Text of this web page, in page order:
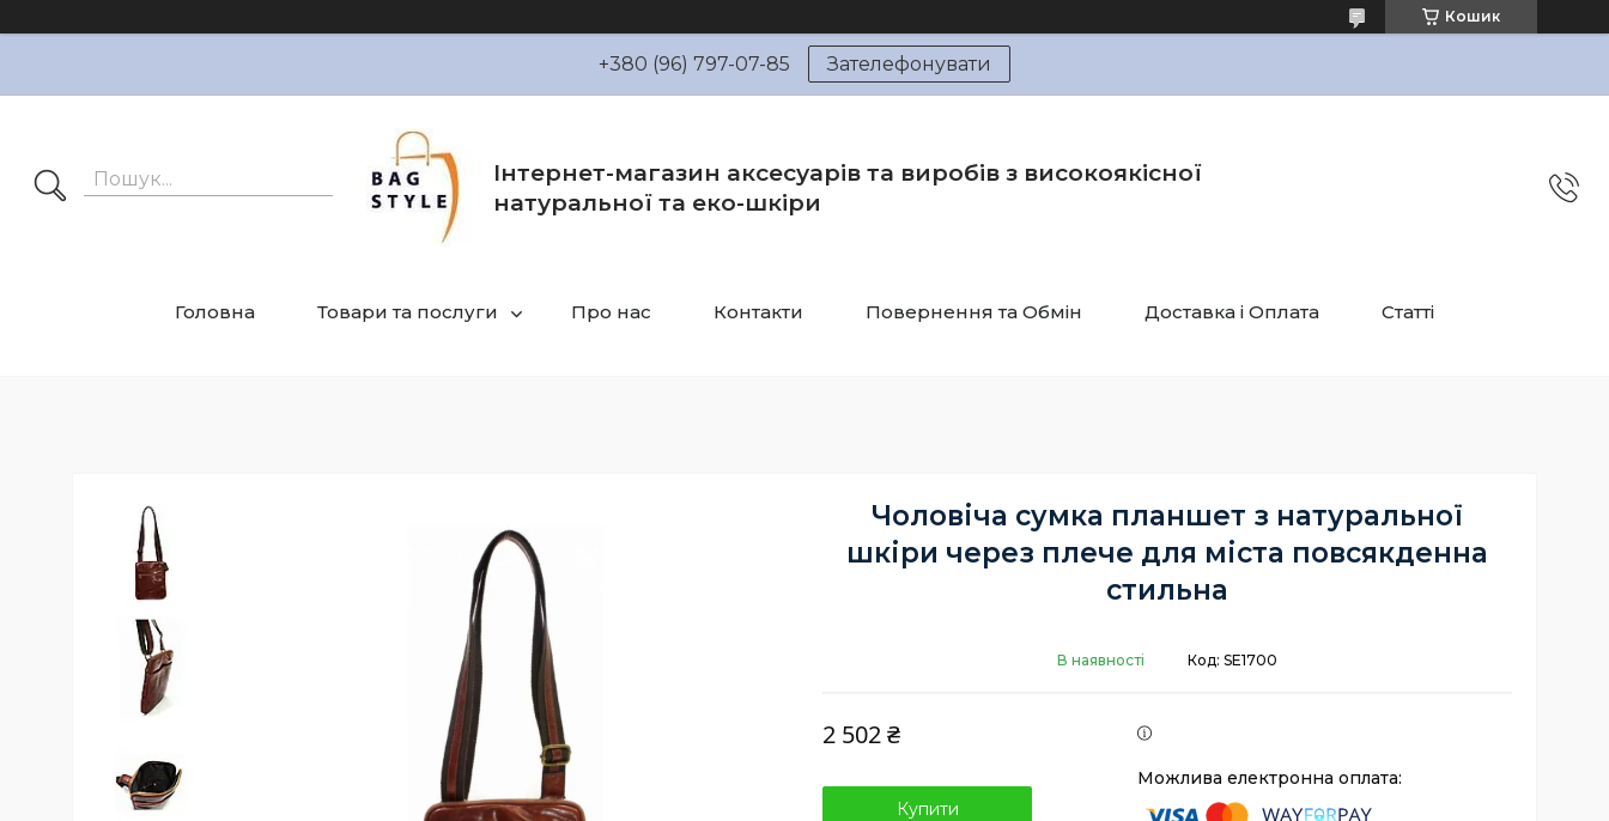
Кошик
+380 (96) 797-07-85 Зателефонувати
Інтернет-магазин аксесуарів та виробів з високоякісної
натуральної та еко-шкіри
Головна Товари та послуги Про нас Контакти Повернення та Обмін Доставка і Оплата Статті
Чоловіча сумка планшет з натуральної
шкіри через плече для міста повсякденна
стильна
В наявності Код: SE1700
2 502 ₴
Купити